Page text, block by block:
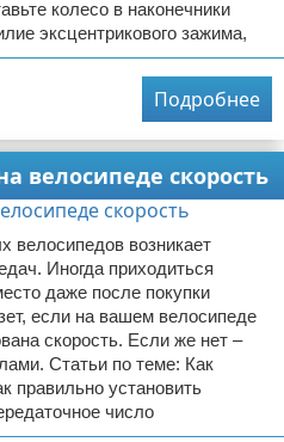
колесо в наконечники
эксцентрикового зажима,
Подробнее
велосипеде скорость
велосипедов возникает
Иногда приходиться
даже после покупки
если на вашем велосипеде
скорость. Если же нет –
Статьи по теме: Как
правильно установить
число